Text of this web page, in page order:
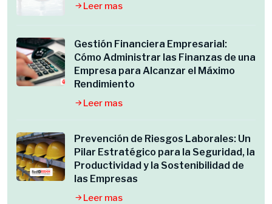
Leer mas
Gestión Financiera Empresarial:
Cómo Administrar las Finanzas de una
Empresa para Alcanzar el Máximo
Rendimiento
Leer mas
Prevención de Riesgos Laborales: Un
Pilar Estratégico para la Seguridad, la
Productividad y la Sostenibilidad de
las Empresas
Leer mas